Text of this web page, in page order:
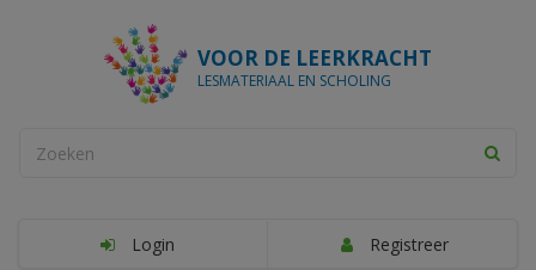
VOOR DE LEERKRACHT
LESMATERIAAL EN SCHOLING
Login Registreer